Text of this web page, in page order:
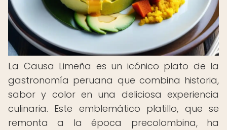
La Causa Limeña es un icónico plato de la
gastronomía peruana que combina historia,
sabor y color en una deliciosa experiencia
culinaria. Este emblemático platillo, que se
remonta a la época precolombina, ha